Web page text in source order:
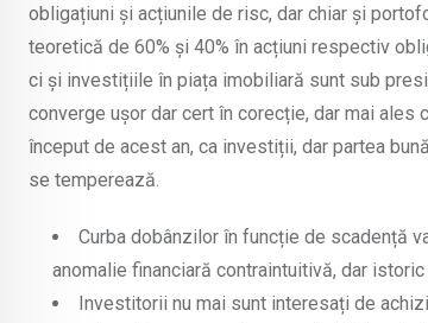
obligațiuni și acțiunile de risc, dar chiar și
teoretică de 60% și 40% în acțiuni respectiv
ci și investițiile în piața imobiliară sunt sub
converge ușor dar cert în corecție, dar mai ales
început de acest an, ca investiții, dar partea
se temperează.
Curba dobânzilor în funcție de scadență
anomalie financiară contraintuitivă, dar
Investitorii nu mai sunt interesați de